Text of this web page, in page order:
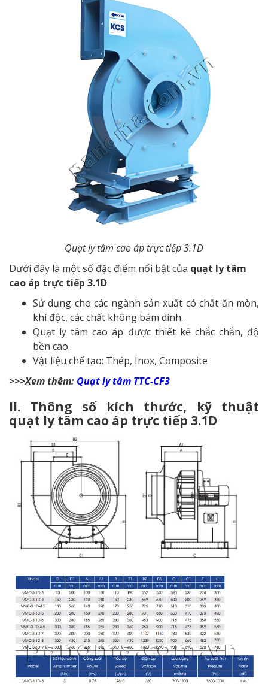
Quạt ly tâm cao áp trực tiếp 3.1D
Dưới đây là một số đặc điểm nổi bật của quạt ly tâm
cao áp trực tiếp 3.1D
Sử dụng cho các ngành sản xuất có chất ăn mòn,
khí độc, các chất không bám dính.
Quạt ly tâm cao áp được thiết kế chắc chắn, độ
bền cao.
Vật liệu chế tạo: Thép, Inox, Composite
>>>Xem thêm: Quạt ly tâm TTC-CF3
II. Thông số kích thước, kỹ thuật
quạt ly tâm cao áp trực tiếp 3.1D